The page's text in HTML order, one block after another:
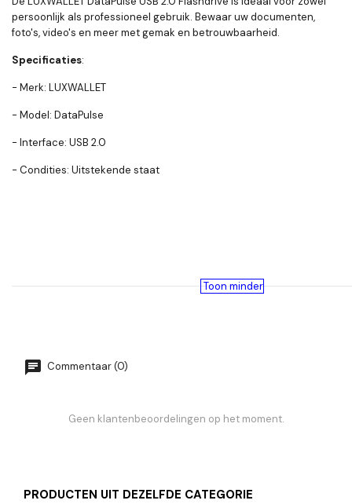
persoonlijk als professioneel gebruik. Bewaar uw documenten,
foto's, video's en meer met gemak en betrouwbaarheid.
Specificaties:
- Merk: LUXWALLET
- Model: DataPulse
- Interface: USB 2.0
- Condities: Uitstekende staat
Toon minder
Commentaar (0)
Geen klantenbeoordelingen op het moment.
PRODUCTEN UIT DEZELFDE CATEGORIE